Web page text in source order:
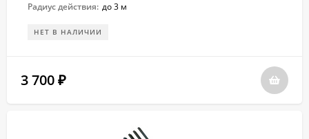
Радиус действия: до 3 м
НЕТ В НАЛИЧИИ
3 700 ₽